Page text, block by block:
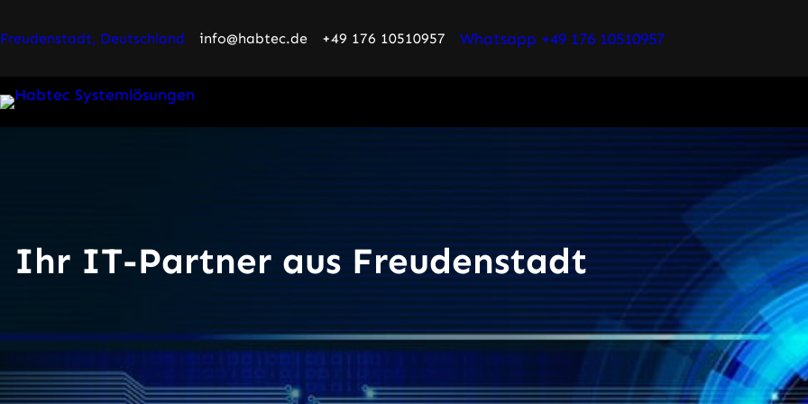
Freudenstadt, Deutschland info@habtec.de +49 176 10510957 Whatsapp +49 176 10510957
Ihr IT-Partner aus Freudenstadt